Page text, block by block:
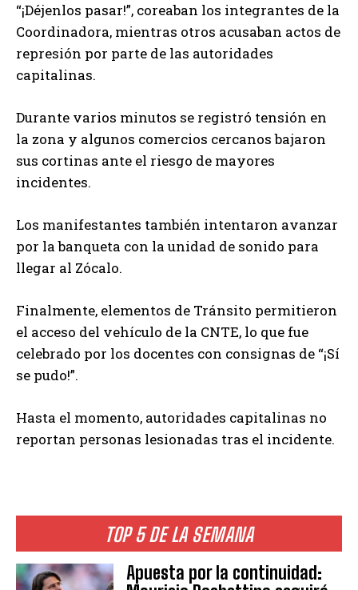
TOP 5 DE LA SEMANA
Apuesta por la continuidad:
“¡Déjenlos pasar!”, coreaban los integrantes de la
Coordinadora, mientras otros acusaban actos de
represión por parte de las autoridades
capitalinas.
Durante varios minutos se registró tensión en
la zona y algunos comercios cercanos bajaron
sus cortinas ante el riesgo de mayores
incidentes.
Los manifestantes también intentaron avanzar
por la banqueta con la unidad de sonido para
llegar al Zócalo.
Finalmente, elementos de Tránsito permitieron
el acceso del vehículo de la CNTE, lo que fue
celebrado por los docentes con consignas de “¡Sí
se pudo!”.
Hasta el momento, autoridades capitalinas no
reportan personas lesionadas tras el incidente.